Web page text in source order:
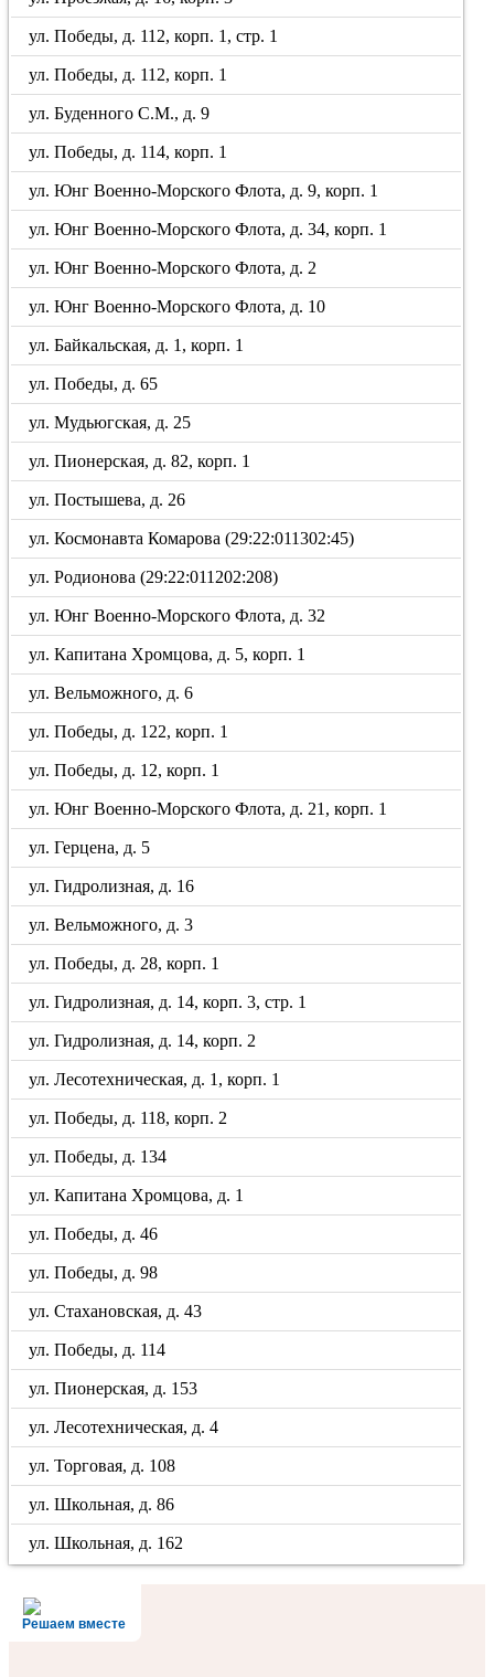
ул. Победы, д. 112, корп. 1, стр. 1
ул. Победы, д. 112, корп. 1
ул. Буденного С.М., д. 9
ул. Победы, д. 114, корп. 1
ул. Юнг Военно-Морского Флота, д. 9, корп. 1
ул. Юнг Военно-Морского Флота, д. 34, корп. 1
ул. Юнг Военно-Морского Флота, д. 2
ул. Юнг Военно-Морского Флота, д. 10
ул. Байкальская, д. 1, корп. 1
ул. Победы, д. 65
ул. Мудьюгская, д. 25
ул. Пионерская, д. 82, корп. 1
ул. Постышева, д. 26
ул. Космонавта Комарова (29:22:011302:45)
ул. Родионова (29:22:011202:208)
ул. Юнг Военно-Морского Флота, д. 32
ул. Капитана Хромцова, д. 5, корп. 1
ул. Вельможного, д. 6
ул. Победы, д. 122, корп. 1
ул. Победы, д. 12, корп. 1
ул. Юнг Военно-Морского Флота, д. 21, корп. 1
ул. Герцена, д. 5
ул. Гидролизная, д. 16
ул. Вельможного, д. 3
ул. Победы, д. 28, корп. 1
ул. Гидролизная, д. 14, корп. 3, стр. 1
ул. Гидролизная, д. 14, корп. 2
ул. Лесотехническая, д. 1, корп. 1
ул. Победы, д. 118, корп. 2
ул. Победы, д. 134
ул. Капитана Хромцова, д. 1
ул. Победы, д. 46
ул. Победы, д. 98
ул. Стахановская, д. 43
ул. Победы, д. 114
ул. Пионерская, д. 153
ул. Лесотехническая, д. 4
ул. Торговая, д. 108
ул. Школьная, д. 86
ул. Школьная, д. 162
Решаем вместе